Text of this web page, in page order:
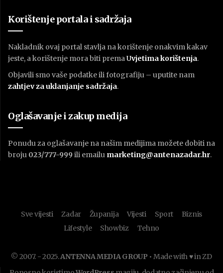
Korištenje portala i sadržaja
Nakladnik ovaj portal stavlja na korištenje onakvim kakav
jeste, a korištenje mora biti prema Uvjetima korištenja.
Objavili smo vaše podatke ili fotografiju – uputite nam
zahtjev za uklanjanje sadržaja.
Oglašavanje i zakup medija
Ponudu za oglašavanje na našim medijima možete dobiti na
broju 023/777-999 ili emailu marketing@antenazadar.hr.
Sve vijesti Zadar Županija Vijesti Sport
Biznis
Lifestyle
Showbiz Tehno
© 2007. - 2025.ANTENNA MEDIA GROUP • Made with ♥ in ZD